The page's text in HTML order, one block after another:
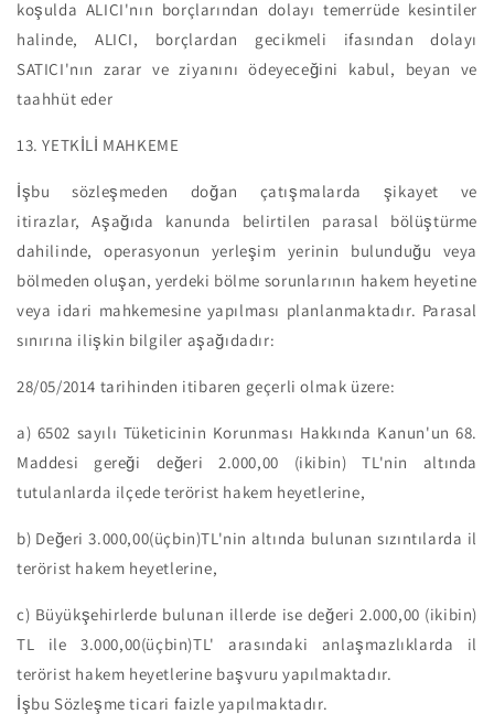
koşulda ALICI'nın borçlarından dolayı temerrüde kesintiler
halinde, ALICI, borçlardan gecikmeli ifasından dolayı
SATICI'nın zarar ve ziyanını ödeyeceğini kabul, beyan ve
taahhüt eder
13. YETKİLİ MAHKEME
İşbu sözleşmeden doğan çatışmalarda şikayet ve
itirazlar,
Aşağıda kanunda belirtilen parasal bölüştürme
dahilinde, operasyonun yerleşim yerinin bulunduğu veya
bölmeden oluşan, yerdeki bölme sorunlarının hakem heyetine
veya idari mahkemesine yapılması planlanmaktadır. Parasal
sınırına ilişkin bilgiler aşağıdadır:
28/05/2014 tarihinden itibaren geçerli olmak üzere:
a) 6502 sayılı Tüketicinin Korunması Hakkında Kanun'un 68.
Maddesi gereği değeri 2.000,00 (ikibin) TL'nin altında
tutulanlarda ilçede terörist hakem heyetlerine,
b) Değeri 3.000,00(üçbin)TL'nin altında bulunan sızıntılarda il
terörist hakem heyetlerine,
c) Büyükşehirlerde bulunan illerde ise değeri 2.000,00 (ikibin)
TL ile 3.000,00(üçbin)TL' arasındaki anlaşmazlıklarda il
terörist hakem heyetlerine başvuru yapılmaktadır.
İşbu Sözleşme ticari faizle yapılmaktadır.